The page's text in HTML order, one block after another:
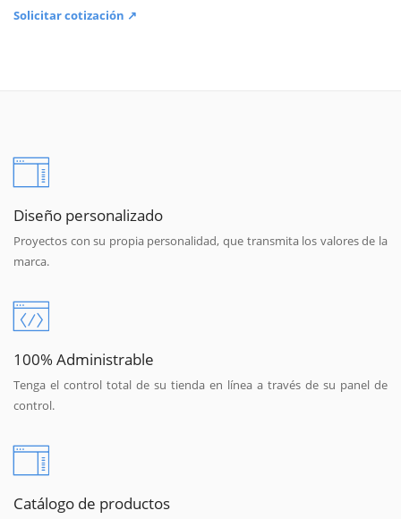
Solicitar cotización ↗
Diseño personalizado
Proyectos con su propia personalidad, que transmita los valores de la
marca.
100% Administrable
Tenga el control total de su tienda en línea a través de su panel de
control.
Catálogo de productos